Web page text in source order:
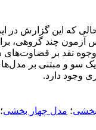
که این گزارش در
آزمون چند گروهی،
نقد بر قضاوت‌های
و مبتنی بر
وجود دارد.
بخشی؛ مدل چهار بخشی؛